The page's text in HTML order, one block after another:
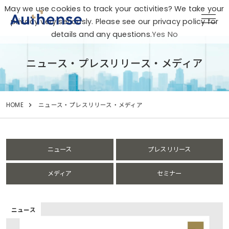
ニュース・プレスリリース・メディア
HOME ニュース・プレスリリース・メディア
ニュース プレスリリース
メディア セミナー
ニュース
May we use cookies to track your activities? We take your
privacy very seriously. Please see our privacy policy for
details and any questions.Yes No